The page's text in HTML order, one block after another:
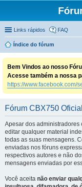
Links rápidos FAQ
Índice do fórum
Bem Vindos ao nosso
Acesse também a nossa
https://www.facebook.com/
Fórum CBX750
Apesar dos administradores
editar qualquer material
todas as suas mensagens.
enviadas nos fóruns
respectivos autores e não
mensagens enviadas por
Você aceita não enviar